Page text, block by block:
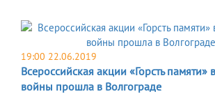
19:00 22.06.2019
Всероссийская акции «Горсть памяти»
войны прошла в Волгограде